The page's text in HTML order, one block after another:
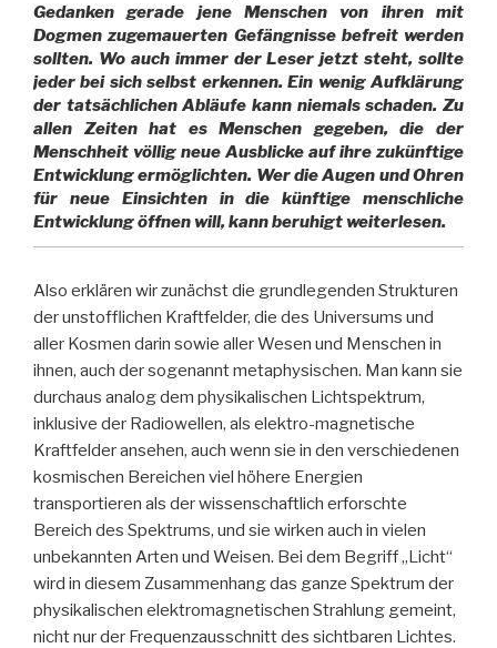
Gedanken gerade jene Menschen von ihren mit
Dogmen zugemauerten Gefängnisse befreit werden
sollten. Wo auch immer der Leser jetzt steht, sollte
jeder bei sich selbst erkennen. Ein wenig Aufklärung
der tatsächlichen Abläufe kann niemals schaden. Zu
allen Zeiten hat es Menschen gegeben, die der
Menschheit völlig neue Ausblicke auf ihre zukünftige
Entwicklung ermöglichten. Wer die Augen und Ohren
für neue Einsichten in die künftige menschliche
Entwicklung öffnen will, kann beruhigt weiterlesen.
Also erklären wir zunächst die grundlegenden Strukturen
der unstofflichen Kraftfelder, die des Universums und
aller Kosmen darin sowie aller Wesen und Menschen in
ihnen, auch der sogenannt metaphysischen. Man kann sie
durchaus analog dem physikalischen Lichtspektrum,
inklusive der Radiowellen, als elektro-magnetische
Kraftfelder ansehen, auch wenn sie in den verschiedenen
kosmischen Bereichen viel höhere Energien
transportieren als der wissenschaftlich erforschte
Bereich des Spektrums, und sie wirken auch in vielen
unbekannten Arten und Weisen. Bei dem Begriff „Licht“
wird in diesem Zusammenhang das ganze Spektrum der
physikalischen elektromagnetischen Strahlung gemeint,
nicht nur der Frequenzausschnitt des sichtbaren Lichtes.